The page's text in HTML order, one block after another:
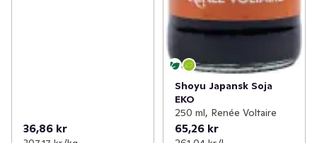
36,86 kr
Shoyu Japansk Soja
EKO
250 ml, Renée Voltaire
65,26 kr